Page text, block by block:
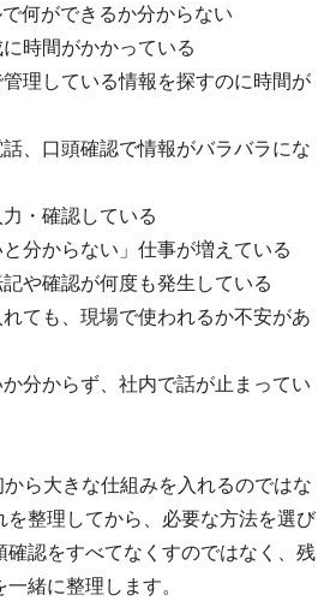
何ができるか分からない
時間がかかっている
理している情報を探すのに時間が
、口頭確認で情報がバラバラにな
・確認している
分からない」仕事が増えている
や確認が何度も発生している
ても、現場で使われるか不安があ
分からず、社内で話が止まってい
ら大きな仕組みを入れるのではな
を整理してから、必要な方法を選び
確認をすべてなくすのではなく、残
緒に整理します。